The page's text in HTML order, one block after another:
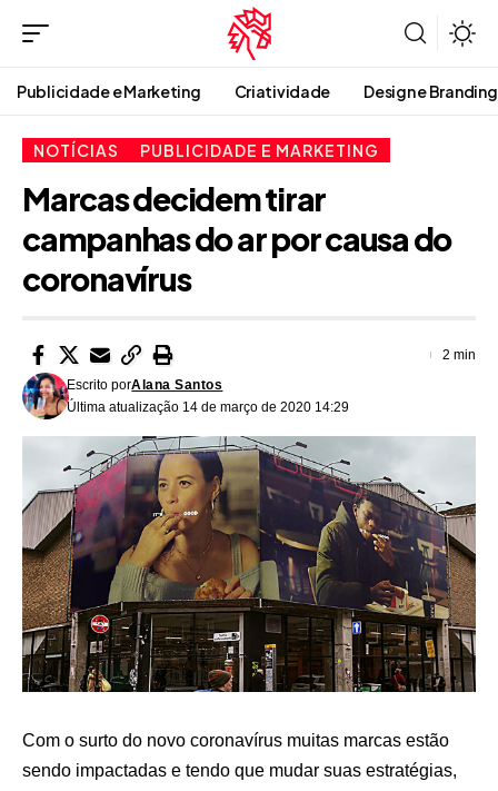
Publicidade e Marketing Criatividade Design e Branding
NOTÍCIAS PUBLICIDADE E MARKETING
Marcas decidem tirar
campanhas do ar por causa do
coronavírus
Última atualização 14 de março de 2020 14:29
Escrito porAlana Santos
2 min
Com o surto do novo coronavírus muitas marcas estão
sendo impactadas e tendo que mudar suas estratégias,